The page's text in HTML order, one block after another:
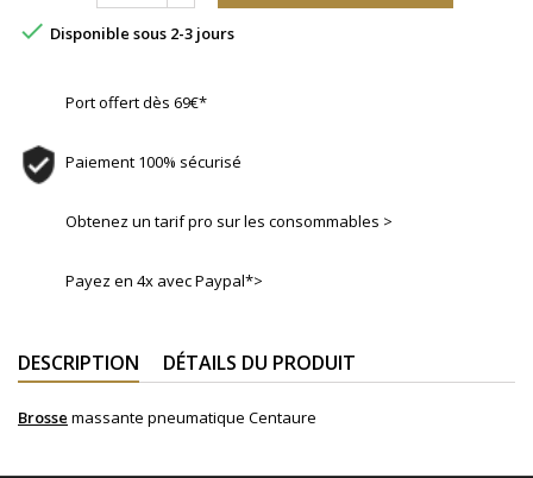
 Disponible sous 2-3 jours
Port offert dès 69€*
Paiement 100% sécurisé
Obtenez un tarif pro sur les consommables >
Payez en 4x avec Paypal*>
DESCRIPTION DÉTAILS DU PRODUIT
Brosse massante pneumatique Centaure